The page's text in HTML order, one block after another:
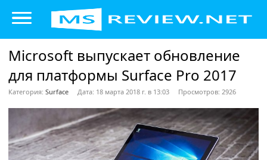
Microsoft выпускает обновление
для платформы Surface Pro 2017
Категория: Surface Дата: 18 марта 2018 г. в 13:03 Просмотров: 2926